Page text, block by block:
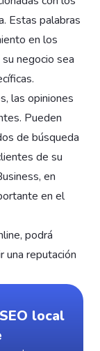
Estas palabras
en los
negocio sea
las opiniones
Pueden
de búsqueda
de su
en
en el
podrá
una reputación
local